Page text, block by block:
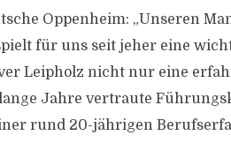
Oppenheim: „Unseren
für uns seit jeher eine
Leipholz nicht nur eine
Jahre vertraute
rund 20-jährigen